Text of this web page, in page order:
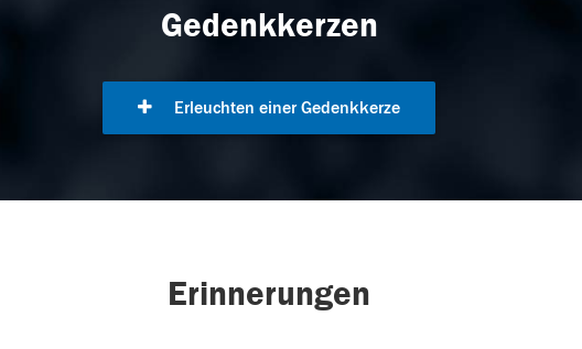
Gedenkkerzen
Erleuchten einer Gedenkkerze
Erinnerungen